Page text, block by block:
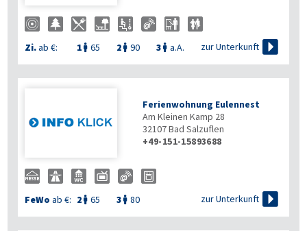
Zi.ab €: 1  65 2  90 3  a.A. zur Unterkunft 
Ferienwohnung Eulennest
Am Kleinen Kamp 28
32107Bad Salzuflen
+49-151-15893688
FeWo ab €: 2  65 3  80 zur Unterkunft 